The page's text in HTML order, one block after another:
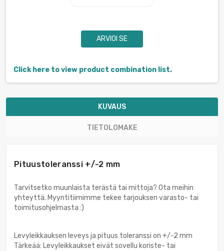
ARVIOI SE
Click here to view product combination list.
KUVAUS
TIETOLOMAKE
Pituustoleranssi +/-2 mm
Tarvitsetko muunlaista terästä tai mittoja? Ota meihin
yhteyttä. Myyntitiimimme tekee tarjouksen varasto- tai
toimitusohjelmasta :)
Levyleikkauksen leveys ja pituus toleranssi on +/-2 mm
Tärkeää: Levyleikkaukset eivät sovellu koriste- tai